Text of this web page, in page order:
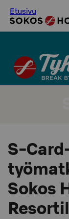
Etusivu
S-
Sokos